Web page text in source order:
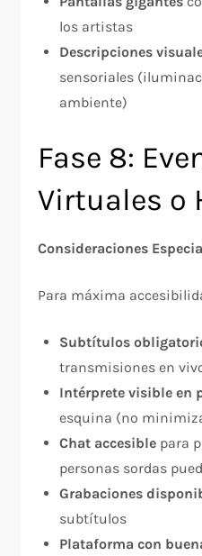
los artistas
Descripciones
sensoriales
ambiente)
Fase 8:
Virtuales o
Consideraciones
Para máxima
Subtítulos
transmisiones en
Intérprete visible en
esquina (no
Chat accesible para
personas sordas
Grabaciones
subtítulos
Plataforma con